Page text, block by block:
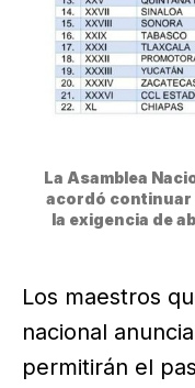
La Asamblea
acordó continuar
la exigencia de
Los maestros
nacional
permitirán el